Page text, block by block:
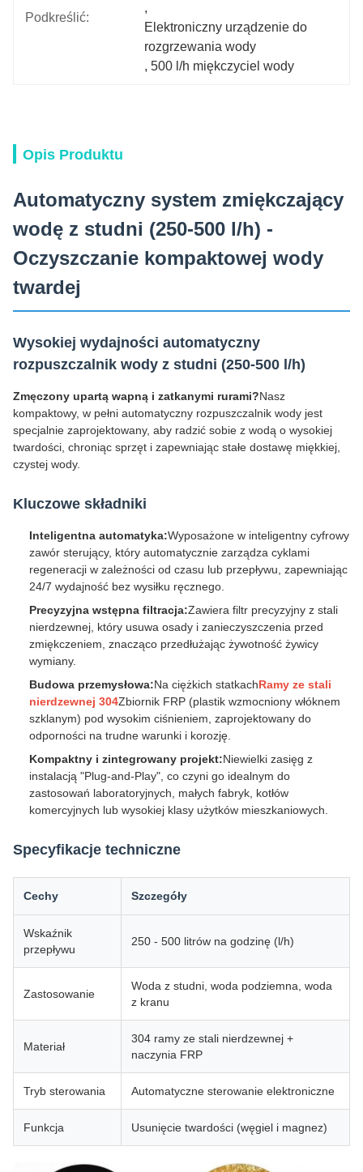
Podkreślić:
,
Elektroniczny urządzenie do
rozgrzewania wody
, 500 l/h miękczyciel wody
Opis Produktu
Automatyczny system zmiękczający
wodę z studni (250-500 l/h) -
Oczyszczanie kompaktowej wody
twardej
Wysokiej wydajności automatyczny
rozpuszczalnik wody z studni (250-500 l/h)
Zmęczony upartą wapną i zatkanymi rurami?Nasz
kompaktowy, w pełni automatyczny rozpuszczalnik wody jest
specjalnie zaprojektowany, aby radzić sobie z wodą o wysokiej
twardości, chroniąc sprzęt i zapewniając stałe dostawę miękkiej,
czystej wody.
Kluczowe składniki
Inteligentna automatyka:Wyposażone w inteligentny cyfrowy
zawór sterujący, który automatycznie zarządza cyklami
regeneracji w zależności od czasu lub przepływu, zapewniając
24/7 wydajność bez wysiłku ręcznego.
Precyzyjna wstępna filtracja:Zawiera filtr precyzyjny z stali
nierdzewnej, który usuwa osady i zanieczyszczenia przed
zmiękczeniem, znacząco przedłużając żywotność żywicy
wymiany.
Budowa przemysłowa:Na ciężkich statkachRamy ze stali
nierdzewnej 304Zbiornik FRP (plastik wzmocniony włóknem
szklanym) pod wysokim ciśnieniem, zaprojektowany do
odporności na trudne warunki i korozję.
Kompaktny i zintegrowany projekt:Niewielki zasięg z
instalacją "Plug-and-Play", co czyni go idealnym do
zastosowań laboratoryjnych, małych fabryk, kotłów
komercyjnych lub wysokiej klasy użytków mieszkaniowych.
Specyfikacje techniczne
Cechy Szczegóły
Wskaźnik
przepływu
250 - 500 litrów na godzinę (l/h)
Zastosowanie
Woda z studni, woda podziemna, woda
z kranu
Materiał
304 ramy ze stali nierdzewnej +
naczynia FRP
Tryb sterowania Automatyczne sterowanie elektroniczne
Funkcja Usunięcie twardości (węgiel i magnez)